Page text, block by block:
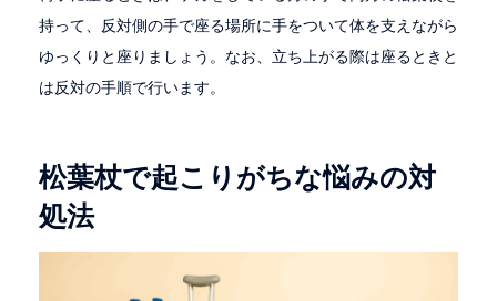
持って、反対側の手で座る場所に手をついて体を支えながら
ゆっくりと座りましょう。なお、立ち上がる際は座るときと
は反対の手順で行います。
松葉杖で起こりがちな悩みの対
処法